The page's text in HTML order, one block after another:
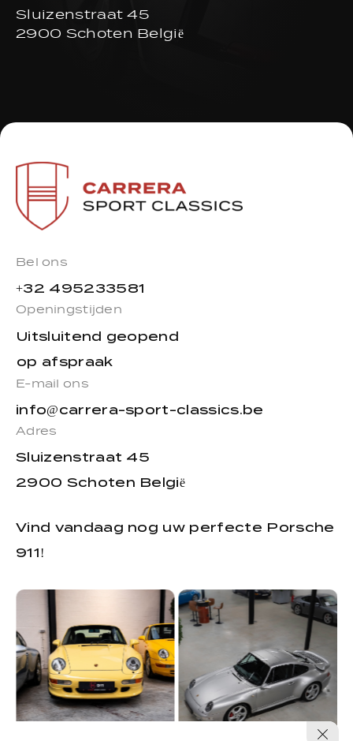
Sluizenstraat 45
2900 Schoten België
Bel ons
+32 495233581
Openingstijden
Uitsluitend geopend
op afspraak
E-mail ons
info@carrera-sport-classics.be
Adres
Sluizenstraat 45
2900 Schoten België
Vind vandaag nog uw perfecte Porsche
911!